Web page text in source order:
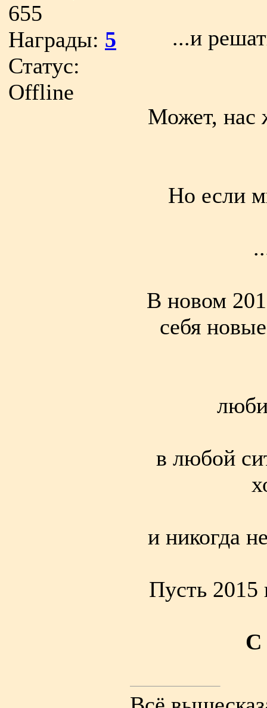
655
Награды: 5
Статус:
Offline
...и
Может, нас
Но если
В новом
себя
в любой
и никогда
Пусть 2015